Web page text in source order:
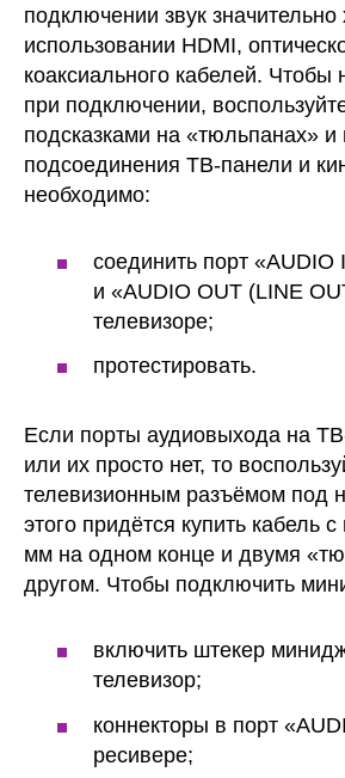
подключении звук
использовании HDMI,
коаксиального кабелей. Чтобы
при подключении,
подсказками на «тюльпанах» и
подсоединения ТВ-панели и
необходимо:
соединить порт «AUDIO
и «AUDIO OUT (LINE
телевизоре;
протестировать.
Если порты аудиовыхода на
или их просто нет, то
телевизионным разъёмом под
этого придётся купить кабель
мм на одном конце и двумя
другом. Чтобы подключить
включить штекер
телевизор;
коннекторы в порт
ресивере;